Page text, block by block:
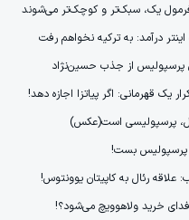
یک، سبک‌تر و کوچک‌تر می‌شوند
درآمد: به ترکیه نخواهم رفت
از جذب حسین‌نژاد
یک قهرمانی: اگر پیاتزا اجازه دهد!
پرسپولیسی است(عکس)
پرسپولیس بست!
رئال به کاپیتان یوونتوس!
خرید ولاهوویچ می‌شود؟!